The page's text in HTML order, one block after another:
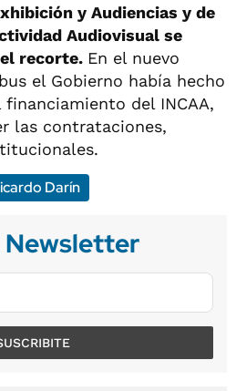
y Audiencias y de
Audiovisual se
recorte. En el nuevo
el Gobierno había hecho
del INCAA,
las contrataciones,
Darín